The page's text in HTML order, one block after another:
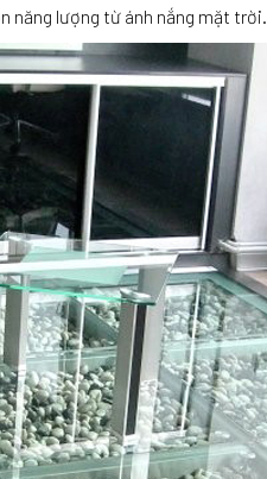
năng lượng từ ánh nắng mặt trời.